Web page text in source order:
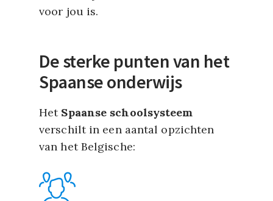
voor jou is.
De sterke punten van het
Spaanse onderwijs
Het Spaanse schoolsysteem
verschilt in een aantal opzichten
van het Belgische: